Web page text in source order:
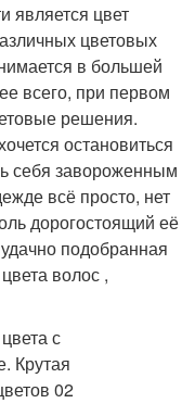
является цвет
цветовых
в большей
всего, при первом
решения.
остановиться
себя завороженным
всё просто, нет
дорогостоящий её
подобранная
волос ,